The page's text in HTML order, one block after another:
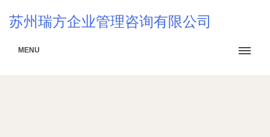
苏州瑞方企业管理咨询有限公司
MENU